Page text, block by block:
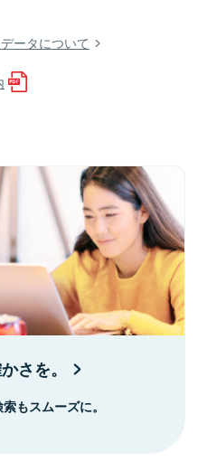
ータについて
さを。
もスムーズに。